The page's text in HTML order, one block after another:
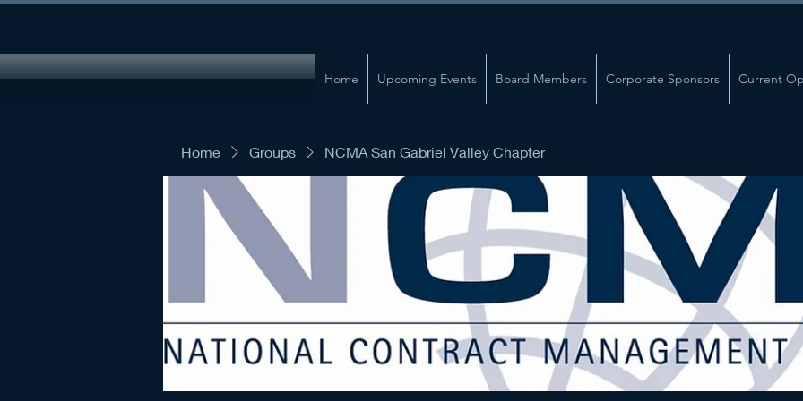
Home Upcoming Events Board Members Corporate Sponsors Current
Home Groups NCMA San Gabriel Valley Chapter